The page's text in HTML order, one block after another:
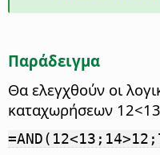
Παράδειγμα
Θα ελεγχθούν οι
καταχωρήσεων